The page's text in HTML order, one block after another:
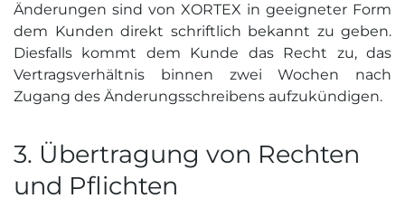
Änderungen sind von XORTEX in geeigneter Form
dem Kunden direkt schriftlich bekannt zu geben.
Diesfalls kommt dem Kunde das Recht zu, das
Vertragsverhältnis binnen zwei Wochen nach
Zugang des Änderungsschreibens aufzukündigen.
3. Übertragung von Rechten
und Pflichten